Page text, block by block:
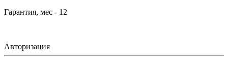
Гарантия, мес - 12
Авторизация